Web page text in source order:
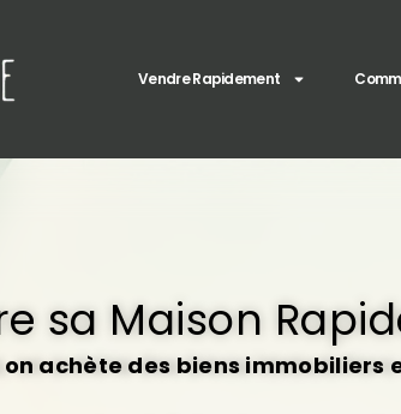
Vendre Rapidement
sa Maison
on achète des biens immobiliers